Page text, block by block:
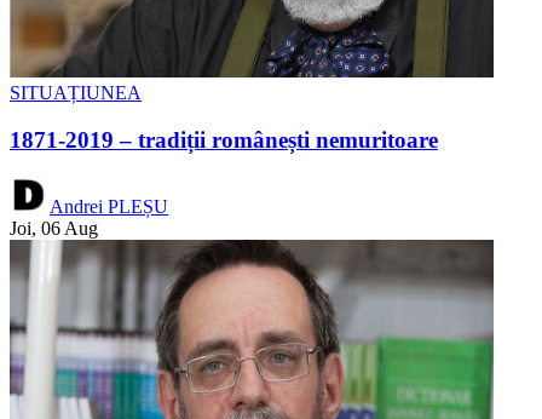
SITUAȚIUNEA
1871-2019 – tradiții românești nemuritoare
Andrei PLEȘU
Joi, 06 Aug